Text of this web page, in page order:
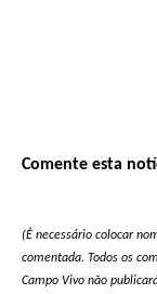
Comente esta
(É necessário colocar
comentada. Todos os
Campo Vivo não